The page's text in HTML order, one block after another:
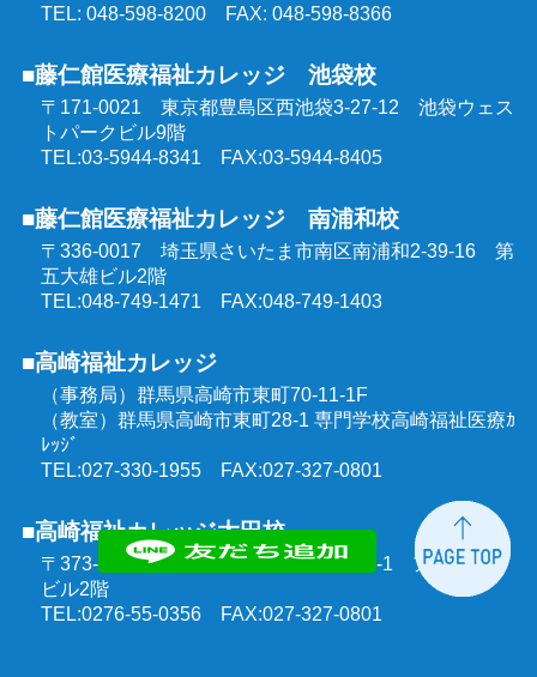
TEL: 048-598-8200 FAX: 048-598-8366
■藤仁館医療福祉カレッジ 池袋校
〒171-0021 東京都豊島区西池袋3-27-12 池袋ウェス
トパークビル9階
TEL:03-5944-8341 FAX:03-5944-8405
■藤仁館医療福祉カレッジ 南浦和校
〒336-0017 埼玉県さいたま市南区南浦和2-39-16 第
五大雄ビル2階
TEL:048-749-1471 FAX:048-749-1403
■高崎福祉カレッジ
（事務局）群馬県高崎市東町70-11-1F
（教室）群馬県高崎市東町28-1 専門学校高崎福祉医療ｶ
ﾚｯｼﾞ
TEL:027-330-1955 FAX:027-327-0801
■高崎福祉カレッジ太田校
〒373-0851 群馬県太田市飯田町1303-1 アルモニー
ビル2階
TEL:0276-55-0356 FAX:027-327-0801